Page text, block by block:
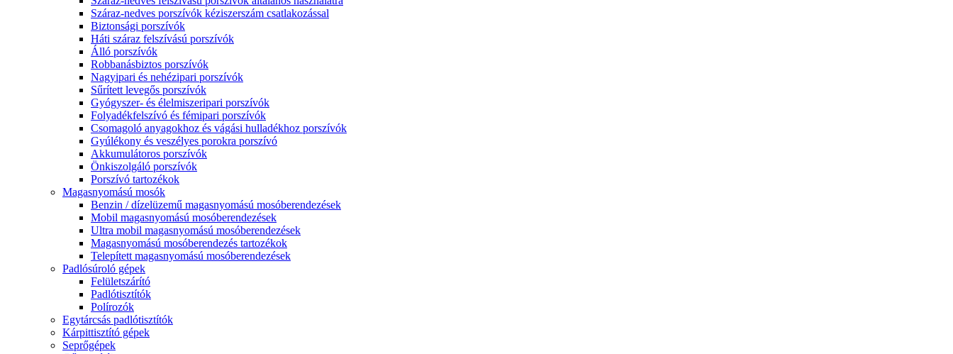
Száraz-nedves porszívók kéziszerszám csatlakozással
Biztonsági porszívók
Háti száraz felszívású porszívók
Álló porszívók
Robbanásbiztos porszívók
Nagyipari és nehézipari porszívók
Sűrített levegős porszívók
Gyógyszer- és élelmiszeripari porszívók
Folyadékfelszívó és fémipari porszívók
Csomagoló anyagokhoz és vágási hulladékhoz porszívók
Gyúlékony és veszélyes porokra porszívó
Akkumulátoros porszívók
Önkiszolgáló porszívók
Porszívó tartozékok
Magasnyomású mosók
Benzin / dízelüzemű magasnyomású mosóberendezések
Mobil magasnyomású mosóberendezések
Ultra mobil magasnyomású mosóberendezések
Magasnyomású mosóberendezés tartozékok
Telepített magasnyomású mosóberendezések
Padlósúroló gépek
Felületszárító
Padlótisztítók
Polírozók
Egytárcsás padlótisztítók
Kárpittisztító gépek
Seprőgépek